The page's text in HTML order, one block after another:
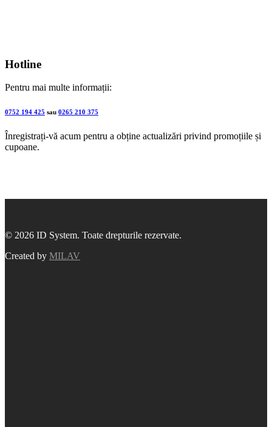
Hotline
Pentru mai multe informații:
0752 194 425 sau 0265 210 375
Înregistrați-vă acum pentru a obține actualizări privind promoțiile și
cupoane.
© 2026 ID System. Toate drepturile rezervate.
Created by MILAV